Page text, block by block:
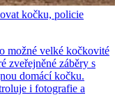
kočku, policie
možné velké kočkovité
zveřejněné záběry s
domácí kočku.
i fotografie a